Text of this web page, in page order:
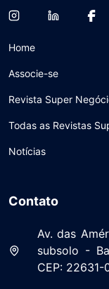
Home
Associe-se
Revista Super
Todas as Revistas
Notícias
Contato
Av. das
subsolo -
CEP: 22631-